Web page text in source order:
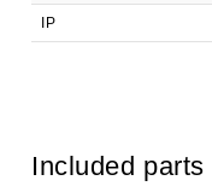
IP
Included parts